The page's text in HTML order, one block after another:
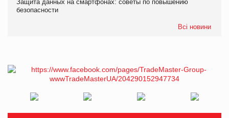
Защита данных на смартфонах: советы по повышению
безопасности
Всі новини